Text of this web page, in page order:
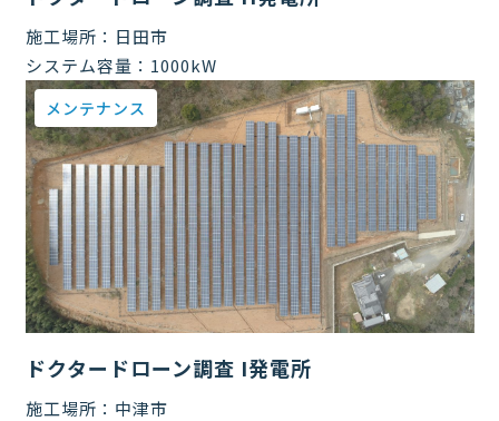
施工場所： 日田市
システム容量： 1000kW
メンテナンス
ドクタードローン調査 I発電所
施工場所： 中津市